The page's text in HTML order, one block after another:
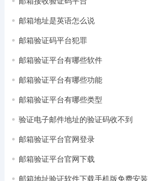
邮箱地址是英语怎么说
邮箱验证码平台犯罪
邮箱验证平台有哪些软件
邮箱验证平台有哪些功能
邮箱验证平台有哪些类型
验证电子邮件地址的验证码收不到
邮箱验证平台官网登录
邮箱验证平台官网下载
邮箱地址验证软件下载手机版免费安装